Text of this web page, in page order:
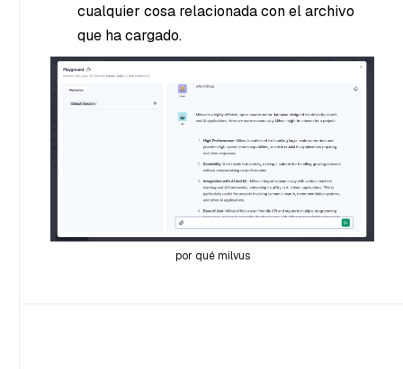
cualquier cosa relacionada con el archivo
que ha cargado.
por qué milvus